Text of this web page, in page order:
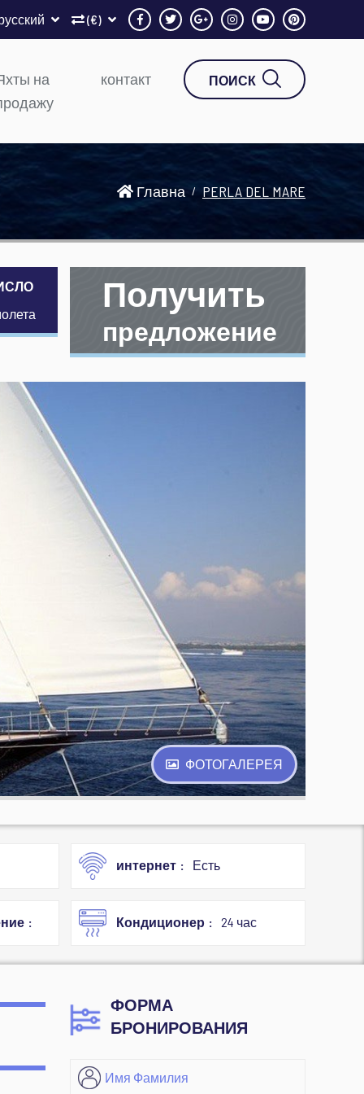
(€)
на
контакт ПОИСК
Главна PERLA DEL MARE
Получить
предложение
ФОТОГАЛЕРЕЯ
интернет Есть
Кондиционер 24 час
ФОРМА
БРОНИРОВАНИЯ